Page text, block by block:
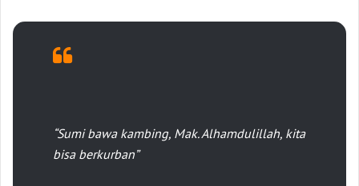
“Sumi bawa kambing, Mak.Alhamdulillah, kita
bisa berkurban”